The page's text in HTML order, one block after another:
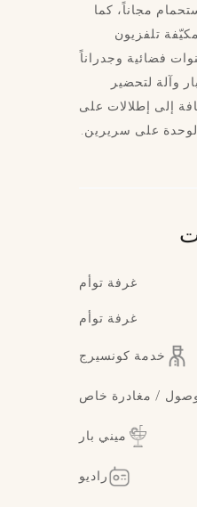
مجاناً، كما
تلفزيون
فضائية وجدراناً
وآلة لتحضير
إلى إطلالات على
على سريرين.
غرفة توأم
غرفة توأم
خدمة كونسيرج
/ مغادرة خاص
ميني بار
راديو